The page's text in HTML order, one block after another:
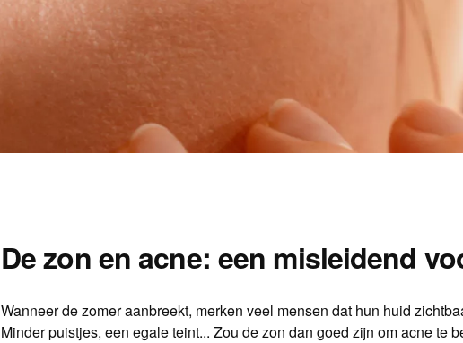
De zon en acne: een misleidend
Wanneer de zomer aanbreekt, merken veel mensen dat hun huid
Minder puistjes, een egale teint... Zou de zon dan goed zijn om acne te